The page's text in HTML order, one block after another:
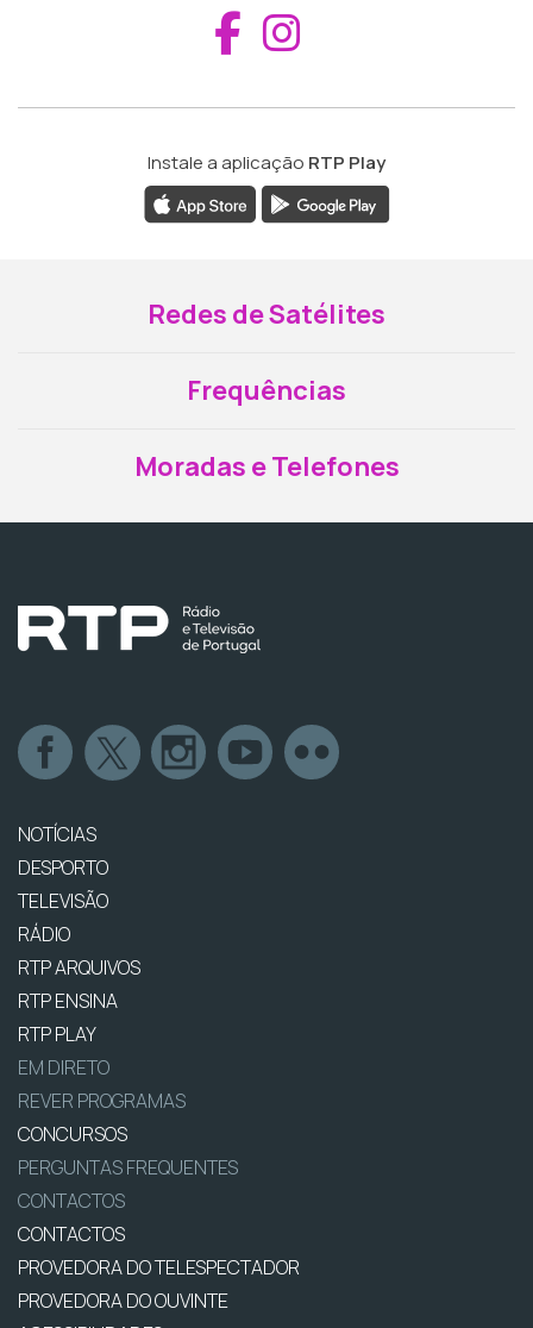
Aceder ao
Instale a aplicação RTP Play
Redes de Satélites
Frequências
Moradas e Telefones
NOTÍCIAS
DESPORTO
TELEVISÃO
RÁDIO
RTP ARQUIVOS
RTP ENSINA
RTP PLAY
EM DIRETO
REVER PROGRAMAS
CONCURSOS
PERGUNTAS FREQUENTES
CONTACTOS
CONTACTOS
PROVEDORA DO TELESPECTADOR
PROVEDORA DO OUVINTE